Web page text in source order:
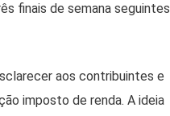
finais de semana seguintes
aos contribuintes e
imposto de renda. A ideia